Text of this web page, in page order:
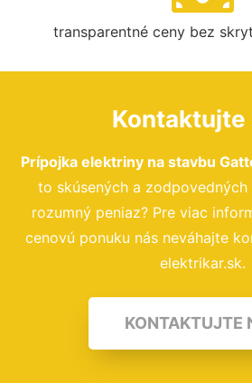
transparentné ceny bez
Kontaktujte
Prípojka elektriny na stavbu
to skúsených a
rozumný peniaz? Pre viac
cenovú ponuku nás neváhajte
elektrikar.sk.
KONTAKTUJTE